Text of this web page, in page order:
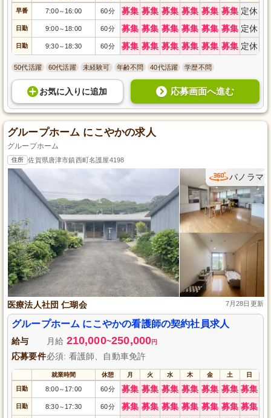
早番 7:00～ 16:00 60分 募集 募集 募集 募集 募集 募集 定休
日勤 9:00～ 18:00 60分 募集 募集 募集 募集 募集 募集 定休
日勤 9:30～ 18:30 60分 募集 募集 募集 募集 募集 募集 定休
50代活躍 60代活躍 未経験可 年齢不問 40代活躍 学歴不問
お気に入り に追加 応募画面へ進む
グループホーム にこやかの求人
グループホーム
住所 佐賀県唐津市鎮西町名護屋4198
パノラマ
医療法人社団 仁瑚会 7月28日更新
グループホーム にこやかの看護師の契約社員求人
給与 月給 210,000~250,000円
応募要件必須: 看護師、自動車免許
就業時間 休憩 月 火 水 木 金 土 日
日勤 8:00～ 17:00 60分 募集 募集 募集 募集 募集 募集 募集
日勤 8:30～ 17:30 60分 募集 募集 募集 募集 募集 募集 募集